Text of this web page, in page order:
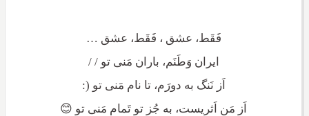
فَقَط، عشق ، فَقَط، عشق …
ایران وَطَنَم، باران مَنی تو / /
اَز نَنگ به دورَم، تا نام مَنی تو (:
اَز مَن اَثریست، به جُز تو تَمام مَنی تو 😊